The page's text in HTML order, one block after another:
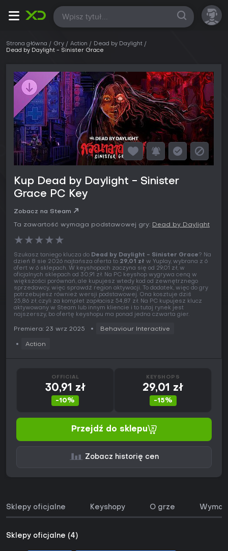
Wszystkie
Strona główna Gry Action
Dead by Daylight
Dead by Daylight - Sinister Grace
Kup Dead by Daylight - Sinister
Grace PC Key
Zobacz na Steam
Ta zawartość wymaga podstawowej gry: Dead by Daylight
★★★★★
Szukasz taniego klucza do Dead by Daylight - Sinister Grace? Na
dzień 8 sie 2026 najtańsza oferta to 29,01 zł w Yuplay, wybrana z 6
ofert w 6 sklepach. W keyshopach zaczyna się od 29,01 zł, w
oficjalnych sklepach od 30,91 zł. Na PC keyshop wygrywa ceną w
większości porównań, ale kupujesz wtedy kod od zewnętrznego
sprzedawcy, więc sprawdź region aktywacji. To dodatek, więc do gry
potrzebujesz również wersji podstawowej. Ona kosztuje dziś
25,86 zł, czyli za komplet zapłacisz 54,87 zł. Na PC kupujesz klucz
aktywowany w Steam lub innym kliencie i to tutaj rynek jest
najszerszy, bo ofertę keyshopu ma ponad jedna czwarta gier.
Premiera: 23 wrz 2025 Behaviour Interactive
Action
OFFICIAL
30,91 zł
-10%
KEYSHOPS
29,01 zł
-15%
Przejdź do sklepu
Zobacz historię cen
Sklepy oficjalne Keyshopy O grze
Sklepy oficjalne (4)